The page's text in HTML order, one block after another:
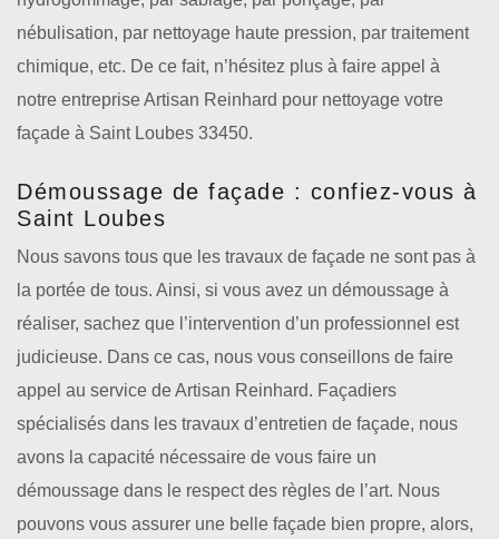
nébulisation, par nettoyage haute pression, par traitement
chimique, etc. De ce fait, n’hésitez plus à faire appel à
notre entreprise Artisan Reinhard pour nettoyage votre
façade à Saint Loubes 33450.
Démoussage de façade : confiez-vous à
Saint Loubes
Nous savons tous que les travaux de façade ne sont pas à
la portée de tous. Ainsi, si vous avez un démoussage à
réaliser, sachez que l’intervention d’un professionnel est
judicieuse. Dans ce cas, nous vous conseillons de faire
appel au service de Artisan Reinhard. Façadiers
spécialisés dans les travaux d’entretien de façade, nous
avons la capacité nécessaire de vous faire un
démoussage dans le respect des règles de l’art. Nous
pouvons vous assurer une belle façade bien propre, alors,